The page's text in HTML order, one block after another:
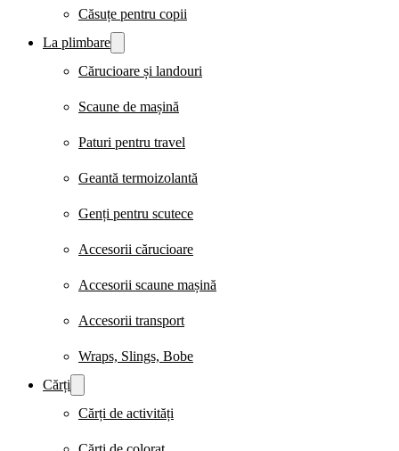
Căsuțe pentru copii
La plimbare
Cărucioare și landouri
Scaune de mașină
Paturi pentru travel
Geantă termoizolantă
Genți pentru scutece
Accesorii cărucioare
Accesorii scaune mașină
Accesorii transport
Wraps, Slings, Bobe
Cărți
Cărți de activități